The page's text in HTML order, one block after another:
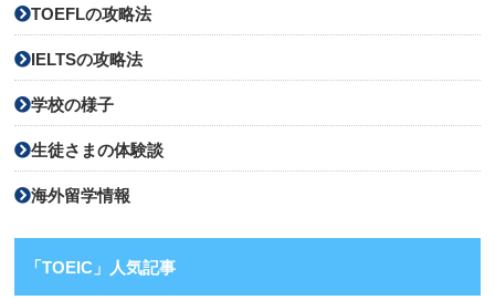
TOEFLの攻略法
IELTSの攻略法
学校の様子
生徒さまの体験談
海外留学情報
「TOEIC」人気記事